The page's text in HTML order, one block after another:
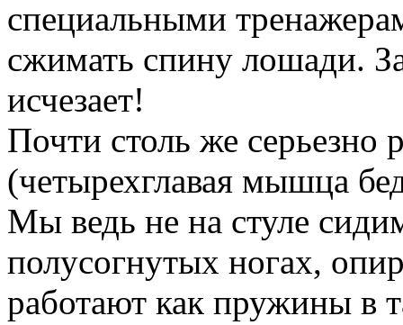
специальными
сжимать спину лошади.
исчезает!
Почти столь же серьезно
(четырехглавая мышца
Мы ведь не на стуле
полусогнутых ногах,
работают как пружины в